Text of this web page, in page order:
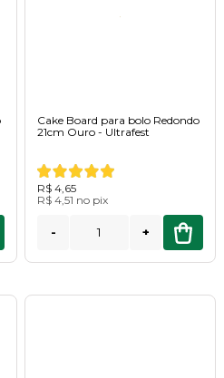
Cake Board para bolo Redondo
21cm Ouro - Ultrafest
R$ 4,65
R$ 4,51 no pix
- +